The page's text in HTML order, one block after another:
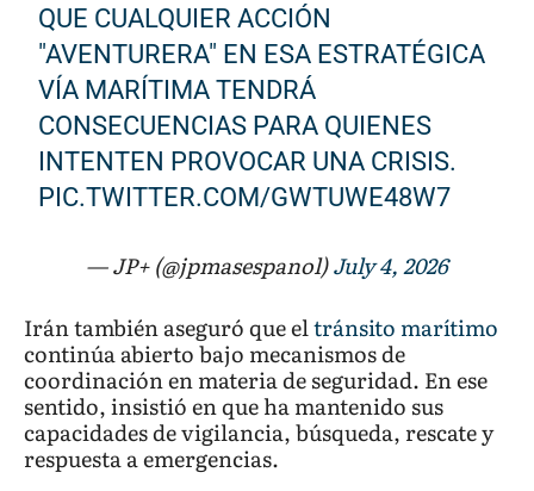
QUE CUALQUIER ACCIÓN
"AVENTURERA" EN ESA ESTRATÉGICA
VÍA MARÍTIMA TENDRÁ
CONSECUENCIAS PARA QUIENES
INTENTEN PROVOCAR UNA CRISIS.
PIC.TWITTER.COM/GWTUWE48W7
— JP+ (@jpmasespanol)July 4, 2026
Irán también aseguró que eltránsito marítimo
continúa abierto bajo mecanismos de
coordinación en materia de seguridad. En ese
sentido, insistió en que ha mantenido sus
capacidades de vigilancia, búsqueda, rescate y
respuesta a emergencias.